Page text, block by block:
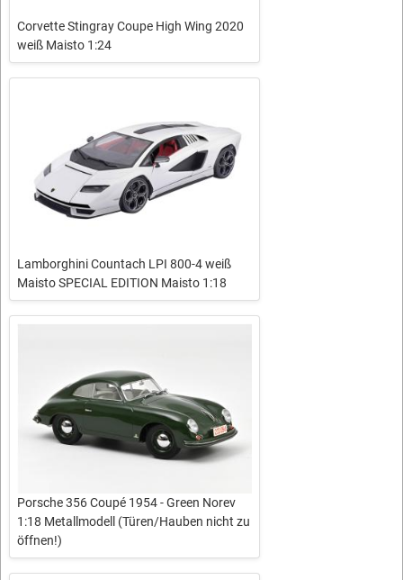
Corvette Stingray Coupe High Wing 2020
weiß Maisto 1:24
Lamborghini Countach LPI 800-4 weiß
Maisto SPECIAL EDITION Maisto 1:18
Porsche 356 Coupé 1954 - Green Norev
1:18 Metallmodell (Türen/Hauben nicht zu
öffnen!)